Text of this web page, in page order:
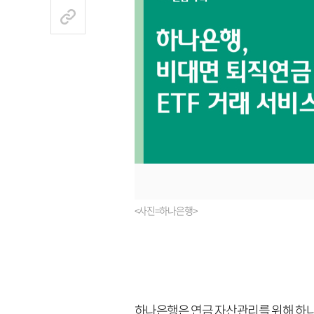
<사진=하나은행>
하나은행은 연금 자산관리를 위해 하